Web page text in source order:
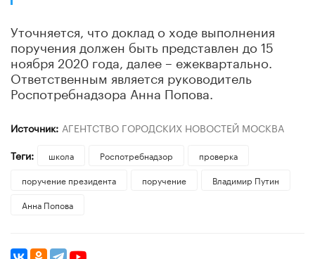
Уточняется, что доклад о ходе выполнения
поручения должен быть представлен до 15
ноября 2020 года, далее – ежеквартально.
Ответственным является руководитель
Роспотребнадзора Анна Попова.
Источник: АГЕНТСТВО ГОРОДСКИХ НОВОСТЕЙ МОСКВА
Теги:
школа Роспотребнадзор
проверка
поручение президента
поручение
Владимир Путин
Анна Попова